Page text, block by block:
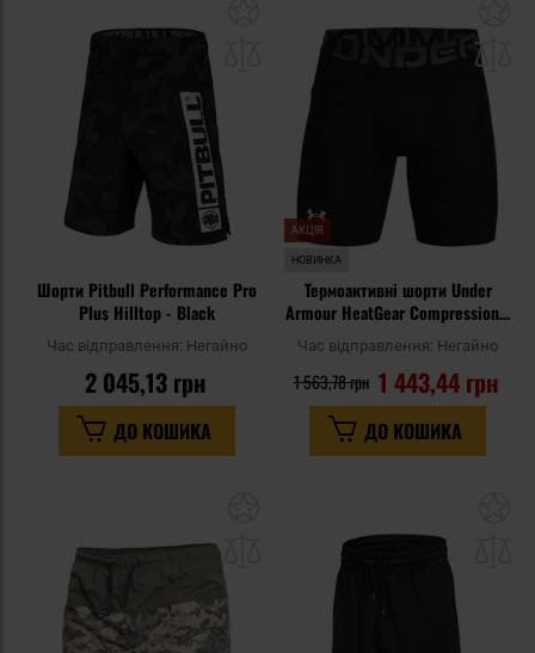
списку
уподобань
Шорти Pitbull Performance Pro
Plus Hilltop - Black
Час відправлення: Негайно
2 045,13 грн
ДО КОШИКА
АКЦІЯ
НОВИНКА
Термоактивні шорти Under
Armour HeatGear Compression -
Black/White
Час відправлення: Негайно
1 443,44 грн
1 563,78 грн
ДО КОШИКА
уподобань